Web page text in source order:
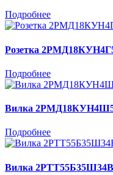
Подробнее
Розетка
Подробнее
Вилка
Подробнее
Вилка